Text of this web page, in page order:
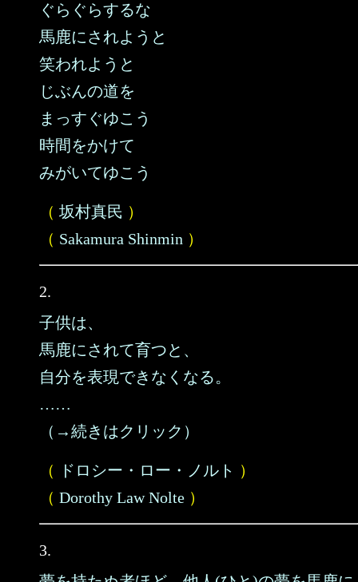
ぐらぐらするな
馬鹿にされようと
笑われようと
じぶんの道を
まっすぐゆこう
時間をかけて
みがいてゆこう
（ 坂村真民 ）
（ Sakamura Shinmin ）
2.
子供は、
馬鹿にされて育つと、
自分を表現できなくなる。
……
（→続きはクリック）
（ ドロシー・ロー・ノルト ）
（ Dorothy Law Nolte ）
3.